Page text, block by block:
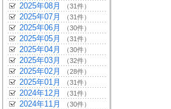
2025年08月 （31件）
2025年07月 （31件）
2025年06月 （30件）
2025年05月 （31件）
2025年04月 （30件）
2025年03月 （32件）
2025年02月 （28件）
2025年01月 （31件）
2024年12月 （31件）
2024年11月 （30件）